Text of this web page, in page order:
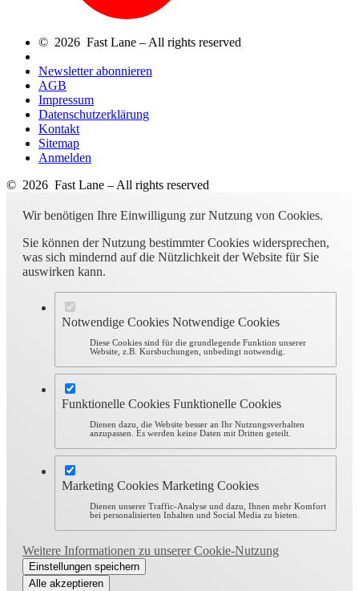
© 2026 Fast Lane – All rights reserved
Newsletter abonnieren
AGB
Impressum
Datenschutzerklärung
Kontakt
Sitemap
Anmelden
© 2026 Fast Lane – All rights reserved
Wir benötigen Ihre Einwilligung zur Nutzung von Cookies.
Sie können der Nutzung bestimmter Cookies widersprechen,
was sich mindernd auf die Nützlichkeit der Website für Sie
auswirken kann.
Notwendige Cookies Notwendige Cookies
Diese Cookies sind für die grundlegende Funktion unserer
Website, z.B. Kursbuchungen, unbedingt notwendig.
Funktionelle Cookies Funktionelle Cookies
Dienen dazu, die Website besser an Ihr Nutzungsverhalten
anzupassen. Es werden keine Daten mit Dritten geteilt.
Marketing Cookies Marketing Cookies
Dienen unserer Traffic-Analyse und dazu, Ihnen mehr Komfort
bei personalisierten Inhalten und Social Media zu bieten.
Weitere Informationen zu unserer Cookie-Nutzung